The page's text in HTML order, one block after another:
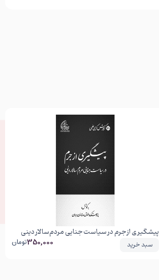
پیشگیری از جرم در سیاست جنایی مردم‌سالار دینی
سبد خرید 350,000تومان